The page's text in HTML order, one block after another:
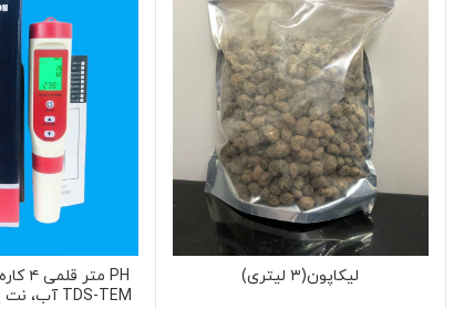
لیکاپون(۳ لیتری)
TDS-TEM آب، نت پیل مدل EZ9908